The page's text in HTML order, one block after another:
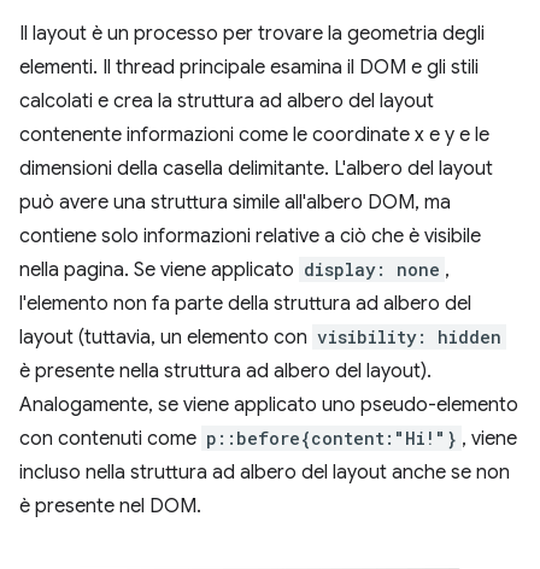
Il layout è un processo per trovare la geometria degli
elementi. Il thread principale esamina il DOM e gli stili
calcolati e crea la struttura ad albero del layout
contenente informazioni come le coordinate x e y e le
dimensioni della casella delimitante. L'albero del layout
può avere una struttura simile all'albero DOM, ma
contiene solo informazioni relative a ciò che è visibile
nella pagina. Se viene applicato display: none ,
l'elemento non fa parte della struttura ad albero del
layout (tuttavia, un elemento con visibility: hidden
è presente nella struttura ad albero del layout).
Analogamente, se viene applicato uno pseudo-elemento
con contenuti come p::before{content:"Hi!"} , viene
incluso nella struttura ad albero del layout anche se non
è presente nel DOM.